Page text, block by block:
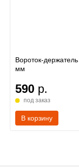
Вороток-
мм
590 р.
под заказ
В корзину